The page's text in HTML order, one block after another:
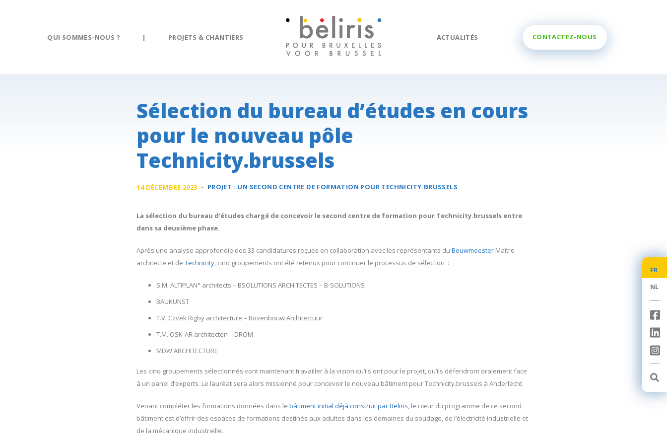
FR
NL
QUI SOMMES-NOUS ? | PROJETS & CHANTIERS ACTUALITÉS CONTACTEZ-NOUS
FR
NL
Sélection du bureau d’études en cours
pour le nouveau pôle
Technicity.brussels
14 DÉCEMBRE 2023 - PROJET : UN SECOND CENTRE DE FORMATION POUR TECHNICITY.BRUSSELS
La sélection du bureau d'études chargé de concevoir le second centre de formation pour Technicity.brussels entre
dans sa deuxième phase.
Après une analyse approfondie des 33 candidatures reçues en collaboration avec les représentants duBouwmeester Maître
architecte et deTechnicity, cinq groupements ont été retenus pour continuer le processus de sélection :
S.M. ALTIPLAN° architects – BSOLUTIONS ARCHITECTES – B-SOLUTIONS
BAUKUNST
T.V. Czvek Rigby architecture – Bovenbouw Architectuur
T.M. OSK-AR architecten – DROM
MDW ARCHITECTURE
Les cinq groupements sélectionnés vont maintenant travailler à la vision qu’ils ont pour le projet, qu’ils défendront oralement face
à un panel d’experts. Le lauréat sera alors missionné pour concevoir le nouveau bâtiment pour Technicity.brussels à Anderlecht.
Venant compléter les formations données dans lebâtiment initial déjà construit par Beliris, le cœur du programme de ce second
bâtiment est d’offrir des espaces de formations destinés aux adultes dans les domaines du soudage, de l’électricité industrielle et
de la mécanique industrielle.